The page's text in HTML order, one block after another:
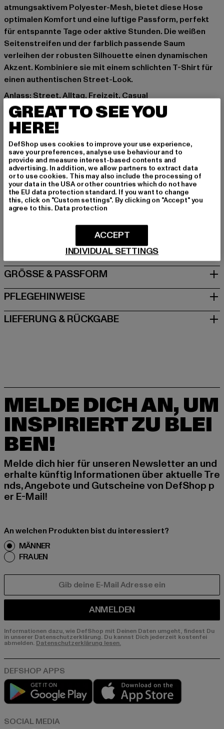
atmungsaktivem Polyester-Mesh, bietet diese Hose
optimalen Komfort und eine luftige Passform, perfekt
für entspannte Tage oder aktive Stunden. Die weißen
Seitenstreifen und der farblich passende Saum
verleihen der robusten Silhouette einen dynamischen
Akzent. Kombiniere sie mit einem schlichten T-Shirt für
einen authentischen Street-Look.
Anlass: Street, Alltag, Freizeit, Casual
Verschlussarten: Gummizug
Schnitt: Locker
Marke: Urban Classics
Kat.: Bekleidung
Farbe: schwarz, weiß
Hersteller Farbe: blkblkwht
Materialzusammensetzung: 100% Polyester
Art.Nr: TB243-00052
Hersteller: TB International GmbH |
Dr.-Robert-Murjahn-Straße 7 | 64372 Ober-Ramstadt |
GRÖSSE & PASSFORM
PFLEGEHINWEISE
LIEFERUNG & RÜCKGABE
MELDE DICH AN, UM
INSPIRIERT ZU BLEI
BEN!
Melde dich hier für unseren Newsletter an und
erhalte künftig Informationen über aktuelle Tre
nds, Angebote und Gutscheine von DefShop p
er E-Mail!
An welchen Produkten bist du interessiert?
MÄNNER
FRAUEN
ANMELDEN
Informationen dazu, wie DefShop mit Deinen Daten umgeht, findest Du
in unserer Datenschutzerklärung. Du kannst Dich jederzeit kostenfei
abmelden. Datenschutzerklärung lesen.
Play market
GREAT TO SEE YOU
HERE!
DefShop uses cookies to improve your use experience,
save your preferences, analyse use behaviour and to
provide and measure interest-based contents and
advertising. In addition, we allow partners to extract data
or to use cookies. This may also include the processing of
your data in the USA or other countries which do not have
the EU data protection standard. If you want to change
this, click on "Custom settings". By clicking on "Accept" you
agree to this. Data protection
INDIVIDUAL SETTINGS
ACCEPT